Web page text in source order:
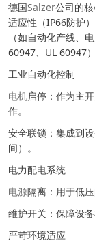
德国Salzer公司的
适应性（IP66防护
（如自动化产线、
60947、UL 60947）
工业自动化控制
电机启停：作为主
作。
安全联锁：集成到
间）。
电力配电系统
电源隔离：用于低
维护开关：保障设
严苛环境适应